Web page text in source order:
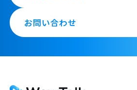
お問い合わせ